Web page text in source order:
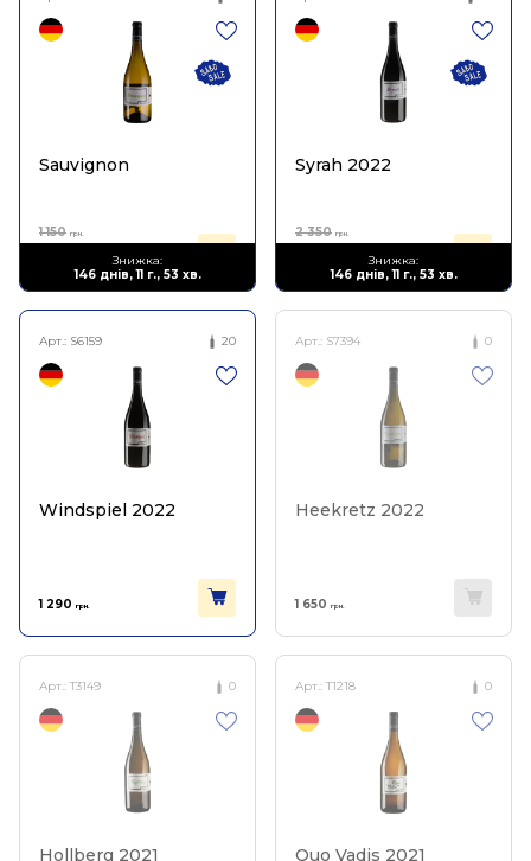
Знижка:
146 днів, 11 г., 53 хв.
Sauvignon
1 150 грн.
Знижка:
146 днів, 11 г., 53 хв.
Syrah 2022
2 350 грн.
Арт.: S6159 20
Windspiel 2022
1 290 грн.
Арт.: S7394 0
Heekretz 2022
1 650 грн.
Арт.: T3149 0
Hollberg 2021
Арт.: T1218 0
Quo Vadis 2021